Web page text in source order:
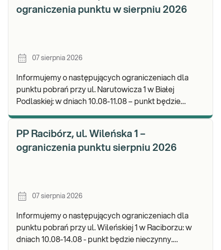
ograniczenia punktu w sierpniu 2026
07 sierpnia 2026
Informujemy o następujących ograniczeniach dla
punktu pobrań przy ul. Narutowicza 1 w Białej
Podlaskiej: w dniach 10.08-11.08 – punkt będzie
PP Racibórz, ul. Wileńska 1 –
ograniczenia punktu sierpniu 2026
07 sierpnia 2026
Informujemy o następujących ograniczeniach dla
punktu pobrań przy ul. Wileńskiej 1 w Raciborzu: w
dniach 10.08-14.08 - punkt będzie nieczynny.